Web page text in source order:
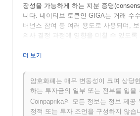
장성을 가능하게 하는 지분 증명
니다. 네이티브 토큰인 GIGA는 거래 수
버넌스 참여 등 여러 용도로 사용되며,
의사 결정 과정에 영향을 미칠 수 있도록
며, 사용자 경험과 참여를 우선시하는 커
케이션의 진화하는 환경에서 중요한 플
니다. 이는 사용자들이 단일 플랫폼 내에
기회를 모두 추구할 수 있도록 합니다.
기가차드는 언제 어떻게 시작되
더 보기
암호화폐는 매우 변동성이 크며 상당
하는 투자금의 일부 또는 전부를 잃을
Coinpaprika의 모든 정보는 정보 제공
정적 또는 투자 조언을 구성하지 않습